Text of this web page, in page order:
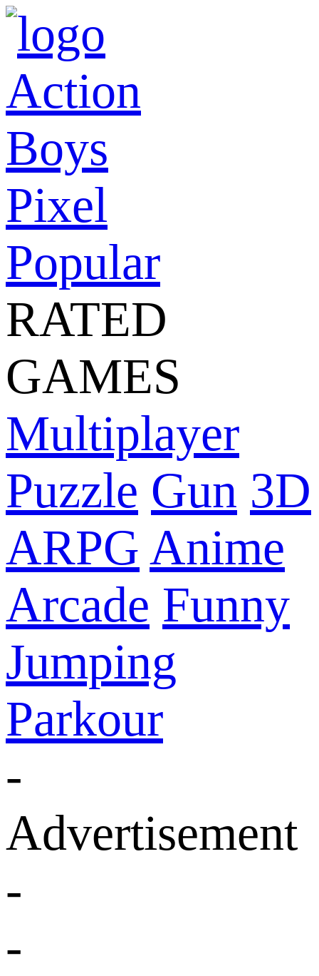
Action
Boys
Pixel
Popular
RATED
GAMES
Multiplayer
Puzzle Gun 3D
ARPG Anime
Arcade Funny
Jumping
Parkour
-
Advertisement
-
-